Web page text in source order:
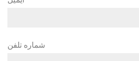
شماره تلفن